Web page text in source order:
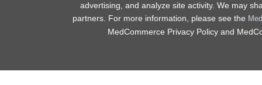
advertising, and analyze site activity. We may
partners. For more information, please see the
MedCommerce Privacy Policy and